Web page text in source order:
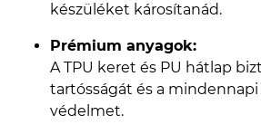
készüléket károsítanád.
Prémium anyagok:
A TPU keret és PU hátlap
tartósságát és a
védelmet.